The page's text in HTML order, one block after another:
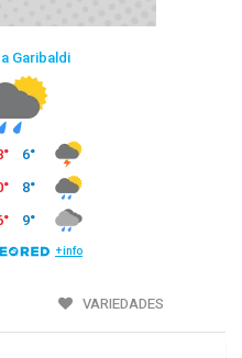
VARIEDADES